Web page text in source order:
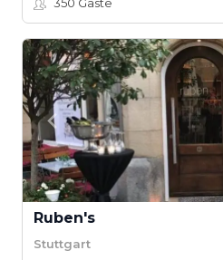
Ruben's
Stuttgart